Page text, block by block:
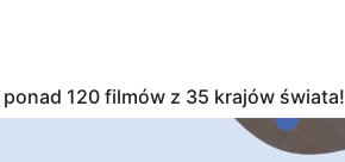
120 filmów z 35 krajów świata!